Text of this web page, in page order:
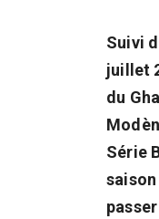
Suivi
juillet
du
Série